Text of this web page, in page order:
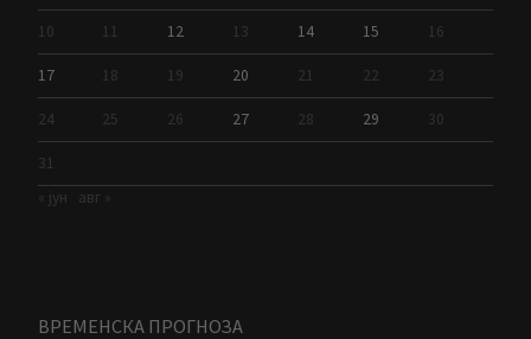
10 11 12 13 14 15 16
17 18 19 20 21 22 23
24 25 26 27 28 29 30
31
« јун
авг »
ВРЕМЕНСКА ПРОГНОЗА